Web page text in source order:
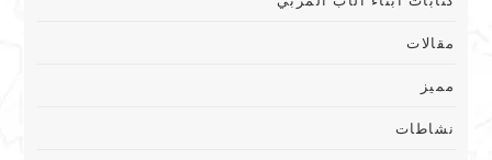
مقالات
مميز
نشاطات